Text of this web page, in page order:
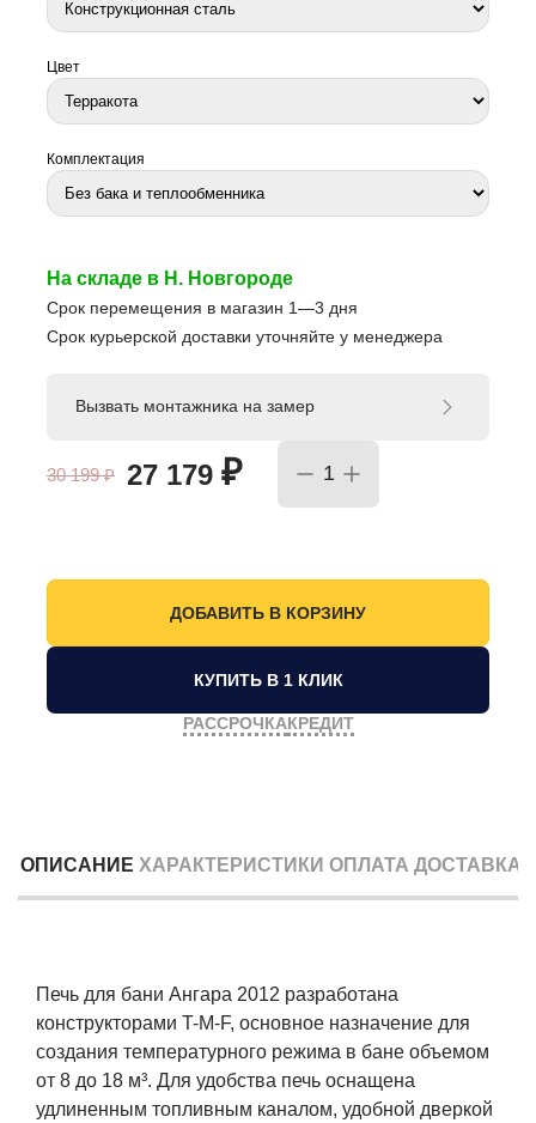
Цвет
Комплектация
На складе в Н. Новгороде
Срок перемещения в магазин 1—3 дня
Срок курьерской доставки уточняйте у менеджера
30 199₽ 27 179 ₽
Вызвать монтажника на замер
КУПИТЬ В 1 КЛИК
РАССРОЧКАКРЕДИТ
ОПИСАНИЕ ХАРАКТЕРИСТИКИ ОПЛАТА ДОСТАВКА
Печь для бани Ангара 2012 разработана
конструкторами T-M-F, основное назначение для
создания температурного режима в бане объемом
от 8 до 18 м³. Для удобства печь оснащена
удлиненным топливным каналом, удобной дверкой